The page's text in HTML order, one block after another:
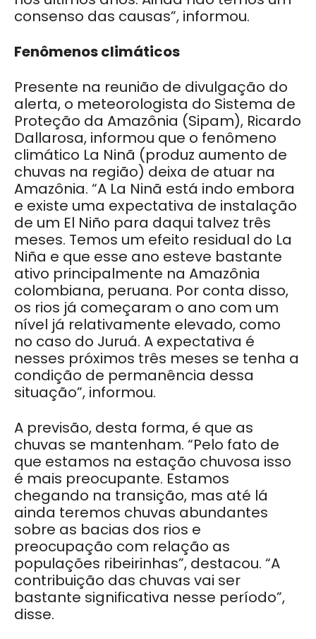
consenso das causas”, informou.
Fenômenos climáticos
Presente na reunião de divulgação do
alerta, o meteorologista do Sistema de
Proteção da Amazônia (Sipam), Ricardo
Dallarosa, informou que o fenômeno
climático La Ninã (produz aumento de
chuvas na região) deixa de atuar na
Amazônia. “A La Ninã está indo embora
e existe uma expectativa de instalação
de um El Niño para daqui talvez três
meses. Temos um efeito residual do La
Niña e que esse ano esteve bastante
ativo principalmente na Amazônia
colombiana, peruana. Por conta disso,
os rios já começaram o ano com um
nível já relativamente elevado, como
no caso do Juruá. A expectativa é
nesses próximos três meses se tenha a
condição de permanência dessa
situação”, informou.
A previsão, desta forma, é que as
chuvas se mantenham. “Pelo fato de
que estamos na estação chuvosa isso
é mais preocupante. Estamos
chegando na transição, mas até lá
ainda teremos chuvas abundantes
sobre as bacias dos rios e
preocupação com relação as
populações ribeirinhas”, destacou. “A
contribuição das chuvas vai ser
bastante significativa nesse período”,
disse.